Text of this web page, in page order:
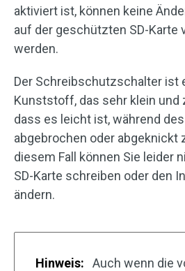
aktiviert ist, können keine
auf der geschützten SD-Karte
werden.
Der Schreibschutzschalter ist
Kunststoff, das sehr klein und
dass es leicht ist, während
abgebrochen oder abgeknickt
diesem Fall können Sie leider
SD-Karte schreiben oder den
ändern.
Hinweis:
Auch wenn die